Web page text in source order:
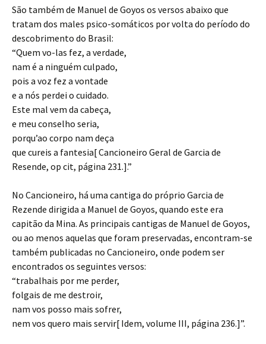
São também de Manuel de Goyos os versos abaixo que
tratam dos males psico-somáticos por volta do período do
descobrimento do Brasil:
“Quem vo-las fez, a verdade,
nam é a ninguém culpado,
pois a voz fez a vontade
e a nós perdei o cuidado.
Este mal vem da cabeça,
e meu conselho seria,
porqu’ao corpo nam deça
que cureis a fantesia[ Cancioneiro Geral de Garcia de
Resende, op cit, página 231.].”
No Cancioneiro, há uma cantiga do próprio Garcia de
Rezende dirigida a Manuel de Goyos, quando este era
capitão da Mina. As principais cantigas de Manuel de Goyos,
ou ao menos aquelas que foram preservadas, encontram-se
também publicadas no Cancioneiro, onde podem ser
encontrados os seguintes versos:
“trabalhais por me perder,
folgais de me destroir,
nam vos posso mais sofrer,
nem vos quero mais servir[ Idem, volume III, página 236.]”.